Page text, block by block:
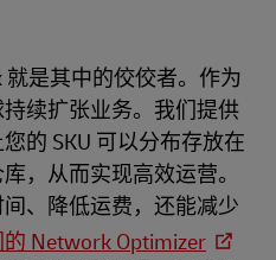
是其中的佼佼者。作为
续扩张业务。我们提供
的 SKU 可以分布存放在
，从而实现高效运营。
、降低运费，还能减少
Network Optimizer